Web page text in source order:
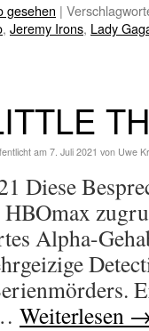
gesehen |
, Jeremy Irons, Lady
am 7. Juli 2021 von Uwe
Diese
Alpha-
Weiterlesen